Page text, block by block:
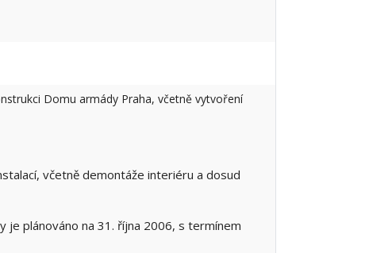
Domu armády Praha, včetně vytvoření
včetně demontáže interiéru a dosud
je plánováno na 31. října 2006, s termínem